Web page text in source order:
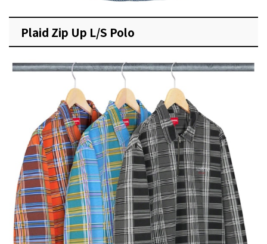
Plaid Zip Up L/S Polo